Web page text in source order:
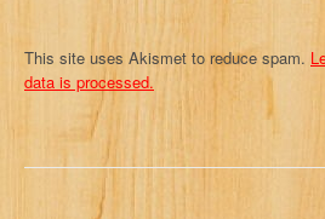
This site uses Akismet to reduce spam.
data is processed.